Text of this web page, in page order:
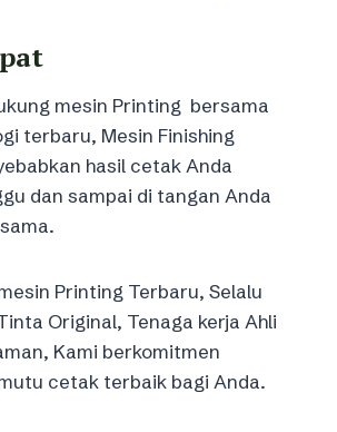
mesin Printing bersama
terbaru, Mesin Finishing
hasil cetak Anda
dan sampai di tangan Anda
Printing Terbaru, Selalu
Original, Tenaga kerja Ahli
Kami berkomitmen
cetak terbaik bagi Anda.